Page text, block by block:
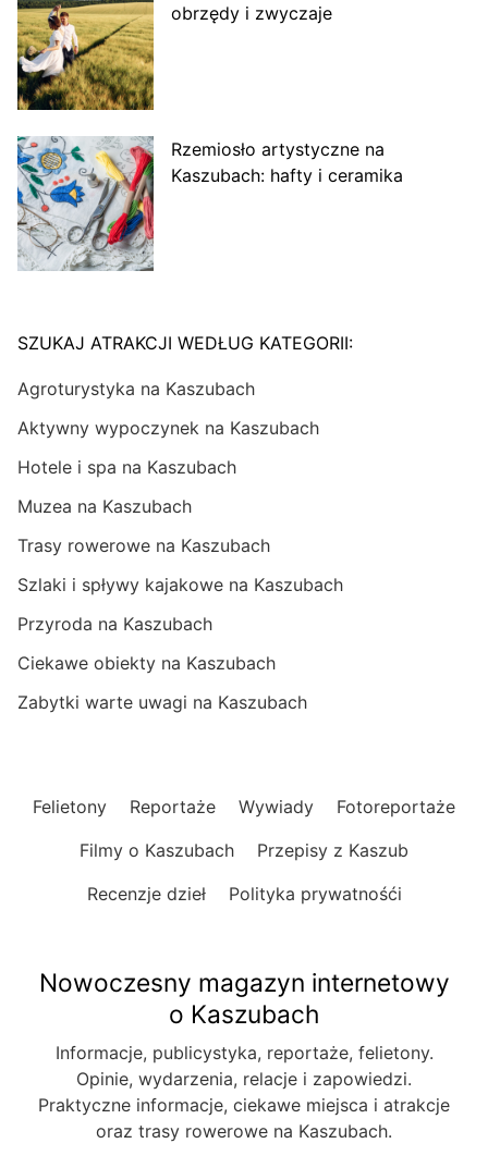
obrzędy i zwyczaje
Rzemiosło artystyczne na
Kaszubach: hafty i ceramika
SZUKAJ ATRAKCJI WEDŁUG KATEGORII:
Agroturystyka na Kaszubach
Aktywny wypoczynek na Kaszubach
Hotele i spa na Kaszubach
Muzea na Kaszubach
Trasy rowerowe na Kaszubach
Szlaki i spływy kajakowe na Kaszubach
Przyroda na Kaszubach
Ciekawe obiekty na Kaszubach
Zabytki warte uwagi na Kaszubach
Felietony Reportaże Wywiady
Fotoreportaże
Filmy o Kaszubach
Przepisy z Kaszub
Recenzje dzieł
Polityka prywatnośći
Nowoczesny magazyn internetowy
o Kaszubach
Informacje, publicystyka, reportaże, felietony.
Opinie, wydarzenia, relacje i zapowiedzi.
Praktyczne informacje, ciekawe miejsca i atrakcje
oraz trasy rowerowe na Kaszubach.